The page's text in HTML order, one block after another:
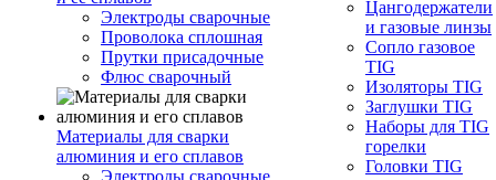
Электроды сварочные
Проволока сплошная
Прутки присадочные
Флюс сварочный
Материалы для сварки
алюминия и его сплавов
Электроды сварочные
Цангодержатели
и газовые линзы
Сопло газовое
TIG
Изоляторы TIG
Заглушки TIG
Наборы для TIG
горелки
Головки TIG